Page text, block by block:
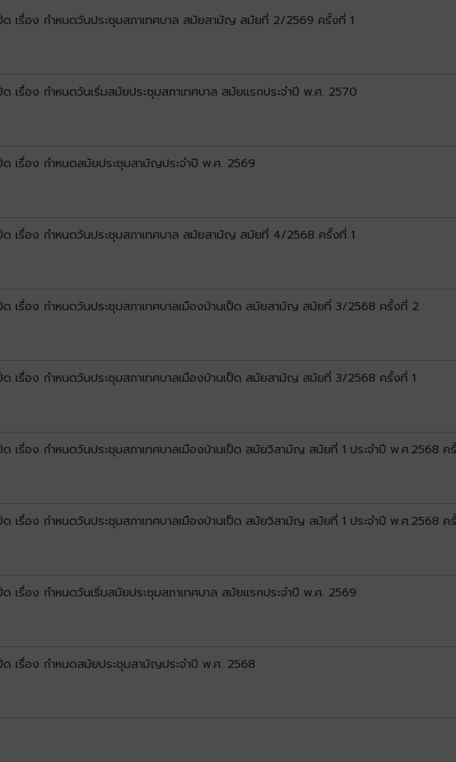
ป็ด เรื่อง กำหนดวันประชุมสภาเทศบาล สมัยสามัญ สมัยที่ 2/2569 ครั้งที่ 1
ด เรื่อง กำหนดวันเริ่มสมัยประชุมสภาเทศบาล สมัยแรกประจำปี พ.ศ. 2570
ด เรื่อง กำหนดสมัยประชุมสามัญประจำปี พ.ศ. 2569
ป็ด เรื่อง กำหนดวันประชุมสภาเทศบาล สมัยสามัญ สมัยที่ 4/2568 ครั้งที่ 1
ป็ด เรื่อง กำหนดวันประชุมสภาเทศบาลเมืองบ้านเป็ด สมัยสามัญ สมัยที่ 3/2568 ครั้งที่ 2
ป็ด เรื่อง กำหนดวันประชุมสภาเทศบาลเมืองบ้านเป็ด สมัยสามัญ สมัยที่ 3/2568 ครั้งที่ 1
ป็ด เรื่อง กำหนดวันประชุมสภาเทศบาลเมืองบ้านเป็ด สมัยวิสามัญ สมัยที่ 1 ประจำปี พ.ศ.2568 ค
ด เรื่อง กำหนดวันประชุมสภาเทศบาลเมืองบ้านเป็ด สมัยวิสามัญ สมัยที่ 1 ประจำปี พ.ศ.2568 ค
ด เรื่อง กำหนดวันเริ่มสมัยประชุมสภาเทศบาล สมัยแรกประจำปี พ.ศ. 2569
ด เรื่อง กำหนดสมัยประชุมสามัญประจำปี พ.ศ. 2568